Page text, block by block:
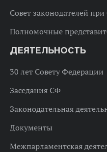
Совет законодателей
Полномочные
ДЕЯТЕЛЬНОСТЬ
30 лет Совету Федерации
Заседания СФ
Законодательная
Документы
Межпарламентская